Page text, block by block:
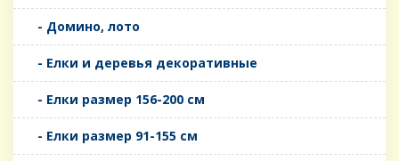
- Домино, лото
- Елки и деревья декоративные
- Елки размер 156-200 см
- Елки размер 91-155 см